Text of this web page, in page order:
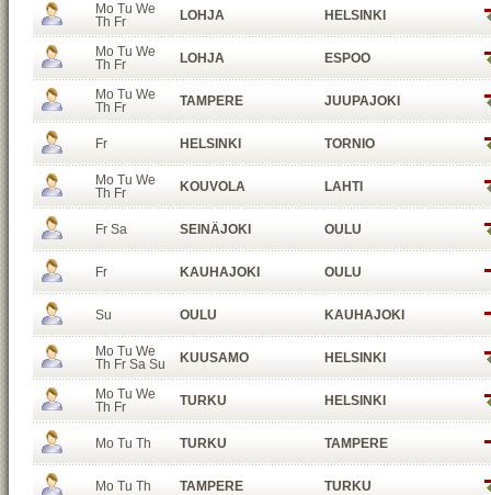
Mo Tu We
Th Fr
LOHJA HELSINKI
Mo Tu We
Th Fr
LOHJA ESPOO
Mo Tu We
Th Fr
TAMPERE JUUPAJOKI
Fr HELSINKI TORNIO
Mo Tu We
Th Fr
KOUVOLA LAHTI
Fr Sa SEINÄJOKI OULU
Fr KAUHAJOKI OULU
Su OULU KAUHAJOKI
Mo Tu We
Th Fr Sa Su
KUUSAMO HELSINKI
Mo Tu We
Th Fr
TURKU HELSINKI
Mo Tu Th TURKU TAMPERE
Mo Tu Th TAMPERE TURKU